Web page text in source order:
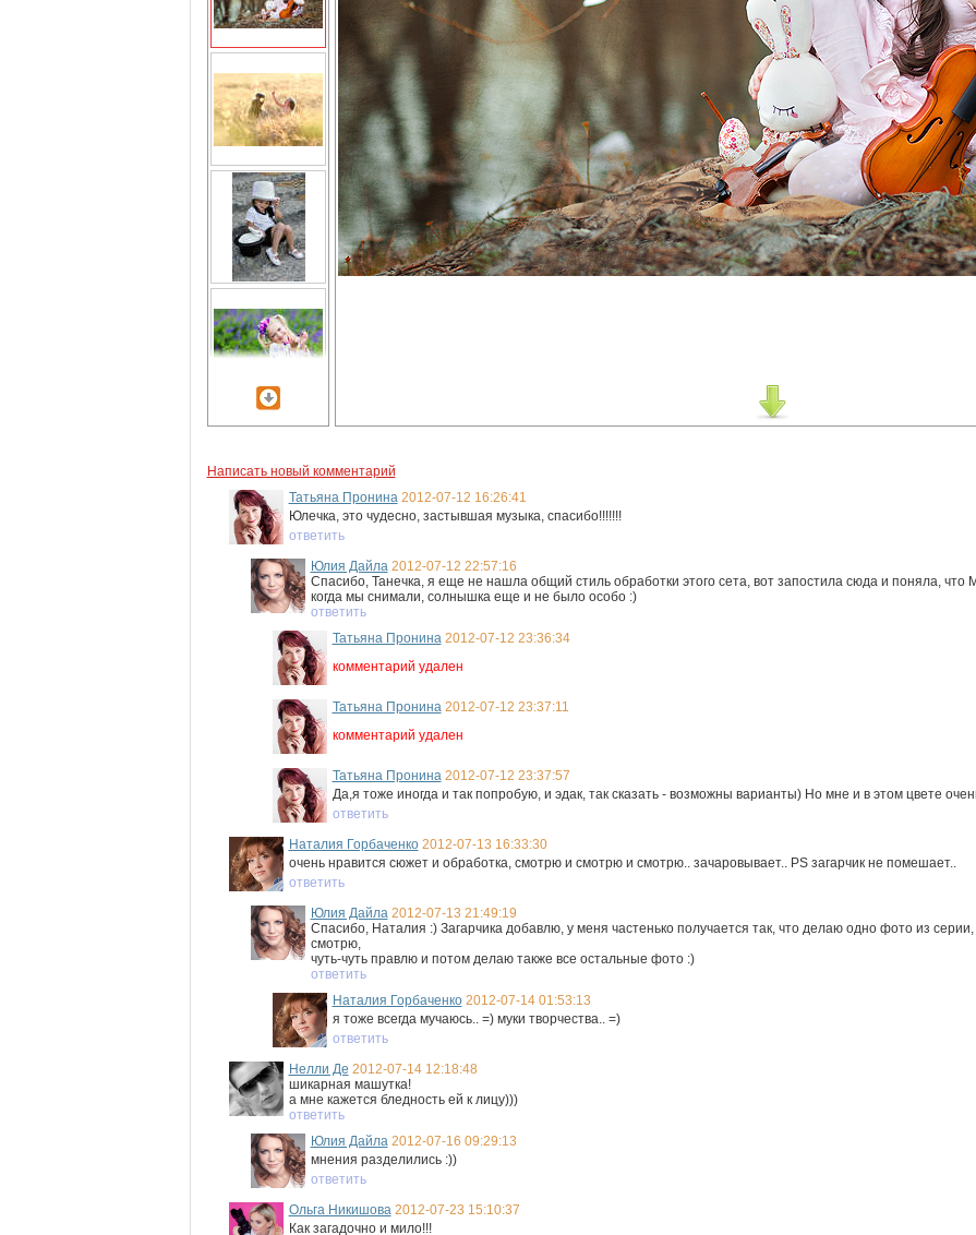
Написать новый комментарий
Татьяна Пронина 2012-07-12 16:26:41
Юлечка, это чудесно, застывшая музыка, спасибо!!!!!!!
ответить
Юлия Дайла 2012-07-12 22:57:16
Спасибо, Танечка, я еще не нашла общий стиль обработки этого сета, вот запостила сюда и поняла, что
когда мы снимали, солнышка еще и не было особо :)
ответить
Татьяна Пронина 2012-07-12 23:36:34
комментарий удален
Татьяна Пронина 2012-07-12 23:37:11
комментарий удален
Татьяна Пронина 2012-07-12 23:37:57
Да,я тоже иногда и так попробую, и эдак, так сказать - возможны варианты) Но мне и в этом цвете
ответить
Наталия Горбаченко 2012-07-13 16:33:30
очень нравится сюжет и обработка, смотрю и смотрю и смотрю.. зачаровывает.. PS загарчик не помешает..
ответить
Юлия Дайла 2012-07-13 21:49:19
Спасибо, Наталия :) Загарчика добавлю, у меня частенько получается так, что делаю одно фото из
смотрю,
чуть-чуть правлю и потом делаю также все остальные фото :)
ответить
Наталия Горбаченко 2012-07-14 01:53:13
я тоже всегда мучаюсь.. =) муки творчества.. =)
ответить
Нелли Де 2012-07-14 12:18:48
шикарная машутка!
а мне кажется бледность ей к лицу)))
ответить
Юлия Дайла 2012-07-16 09:29:13
мнения разделились :))
ответить
Ольга Никишова 2012-07-23 15:10:37
Как загадочно и мило!!!